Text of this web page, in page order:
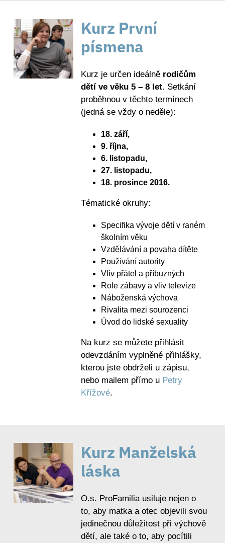
Kurz První
písmena
Kurz je určen ideálně rodičům
dětí ve věku 5 – 8 let. Setkání
proběhnou v těchto termínech
(jedná se vždy o neděle):
18. září,
9. října,
6. listopadu,
27. listopadu,
18. prosince 2016.
Tématické okruhy:
Specifika vývoje dětí v raném
školním věku
Vzdělávání a povaha dítěte
Používání autority
Vliv přátel a příbuzných
Role zábavy a vliv televize
Náboženská výchova
Rivalita mezi sourozenci
Úvod do lidské sexuality
Na kurz se můžete přihlásit
odevzdáním vyplněné přihlášky,
kterou jste obdrželi u zápisu,
nebo mailem přímo u Petry
Křížové.
Kurz Manželská
láska
O.s. ProFamilia usiluje nejen o
to, aby matka a otec objevili svou
jedinečnou důležitost při výchově
dětí, ale také o to, aby pocítili